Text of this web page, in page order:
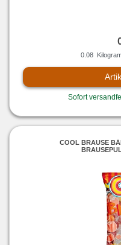
0.08
Sofort
COOL BRAUSE